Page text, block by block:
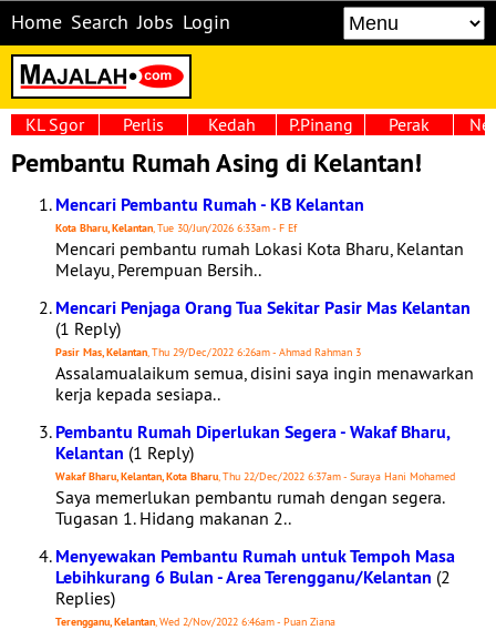
Home Search Jobs Login
KL Sgor Perlis Kedah P.Pinang Perak
Pembantu Rumah Asing di Kelantan!
Mencari Pembantu Rumah - KB Kelantan
Kota Bharu, Kelantan, Tue 30/Jun/2026 6:33am - F Ef
Mencari pembantu rumah Lokasi Kota Bharu, Kelantan
Melayu, Perempuan Bersih..
Mencari Penjaga Orang Tua Sekitar Pasir Mas Kelantan
(1 Reply)
Pasir Mas, Kelantan, Thu 29/Dec/2022 6:26am - Ahmad Rahman 3
Assalamualaikum semua, disini saya ingin menawarkan
kerja kepada sesiapa..
Pembantu Rumah Diperlukan Segera - Wakaf Bharu,
Kelantan (1 Reply)
Wakaf Bharu, Kelantan, Kota Bharu, Thu 22/Dec/2022 6:37am - Suraya Hani Mohamed
Saya memerlukan pembantu rumah dengan segera.
Tugasan 1. Hidang makanan 2..
Menyewakan Pembantu Rumah untuk Tempoh Masa
Lebihkurang 6 Bulan - Area Terengganu/Kelantan (2
Replies)
Terengganu, Kelantan, Wed 2/Nov/2022 6:46am - Puan Ziana